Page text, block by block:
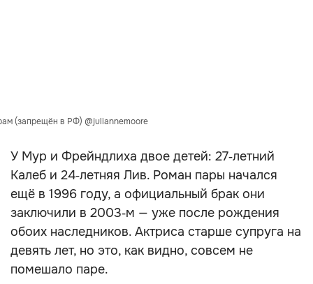
(запрещён в РФ) @juliannemoore
У Мур и Фрейндлиха двое детей: 27‑летний
Калеб и 24‑летняя Лив. Роман пары начался
ещё в 1996 году, а официальный брак они
заключили в 2003‑м — уже после рождения
обоих наследников. Актриса старше супруга на
девять лет, но это, как видно, совсем не
помешало паре.